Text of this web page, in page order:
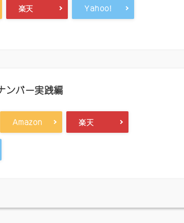
楽天 Yahoo!
ンバー実践編
Amazon 楽天